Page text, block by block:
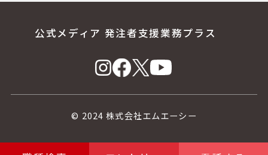
公式メディア 発注者支援業務プラス
© 2024 株式会社エムエーシー